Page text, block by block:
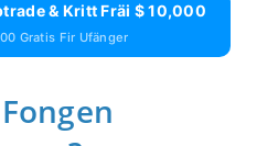
& Kritt Fräi $ 10,000
Gratis Fir Ufänger